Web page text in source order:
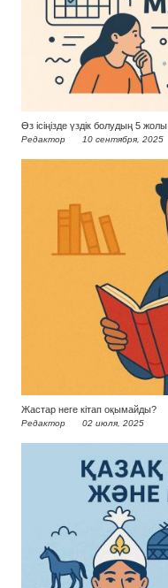
Өз ісіңізде үздік болудың 5 жолы
Редактор 10 сентября, 2025
Жастар неге кітап оқымайды?
Редактор 02 июля, 2025